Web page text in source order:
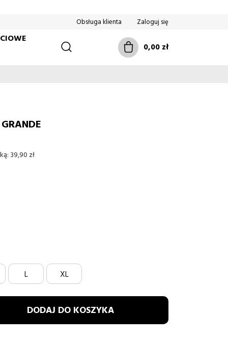
Obsługa klienta Zaloguj się
0,00 zł
39,90 zł
L XL
DODAJ DO KOSZYKA